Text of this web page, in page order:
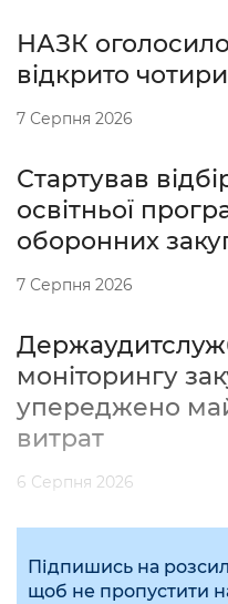
НАЗК оголосило
відкрито чотири
7 Серпня 2026
Стартував
освітньої
оборонних
7 Серпня 2026
моніторингу
упереджено
витрат
6 Серпня 2026
Підпишись на
щоб не пропустити